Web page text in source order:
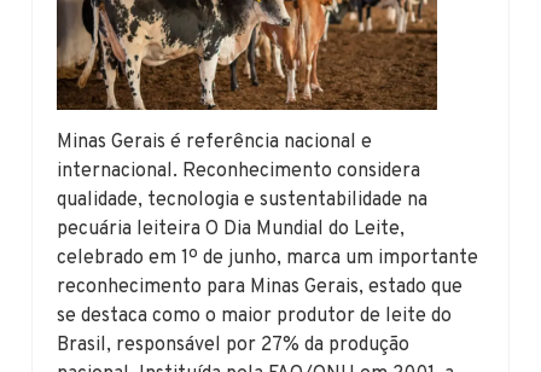
Minas Gerais é referência nacional e
internacional. Reconhecimento considera
qualidade, tecnologia e sustentabilidade na
pecuária leiteira O Dia Mundial do Leite,
celebrado em 1º de junho, marca um importante
reconhecimento para Minas Gerais, estado que
se destaca como o maior produtor de leite do
Brasil, responsável por 27% da produção